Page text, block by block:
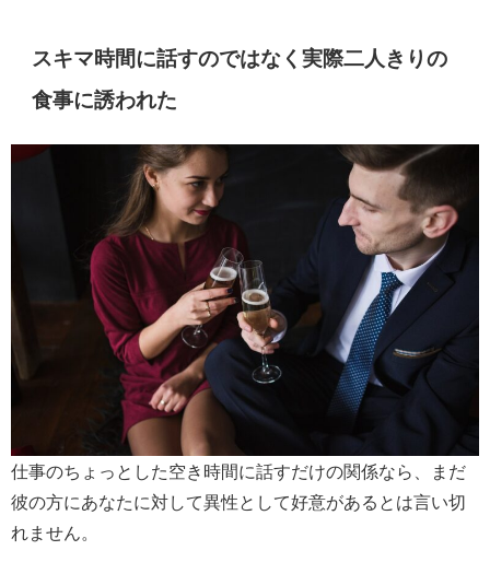
スキマ時間に話すのではなく実際二人きりの
食事に誘われた
仕事のちょっとした空き時間に話すだけの関係なら、まだ
彼の方にあなたに対して異性として好意があるとは言い切
れません。